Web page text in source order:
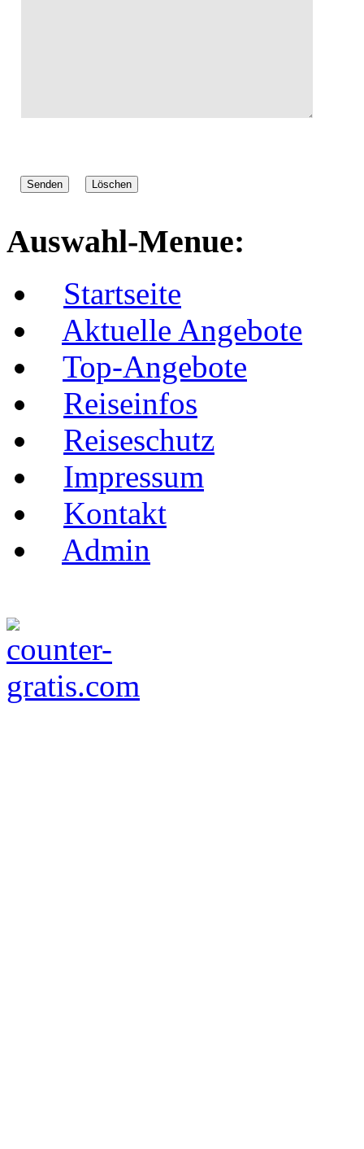
Auswahl-Menue:
Startseite
Aktuelle Angebote
Top-Angebote
Reiseinfos
Reiseschutz
Impressum
Kontakt
Admin